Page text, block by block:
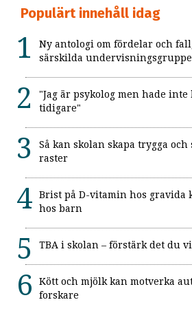
Populärt innehåll idag
Ny antologi om fördelar och
särskilda
"Jag är psykolog men hade inte
tidigare"
Så kan skolan skapa trygga
raster
Brist på D-vitamin hos gravida
hos barn
TBA i skolan – förstärk det du
Kött och mjölk kan motverka
forskare